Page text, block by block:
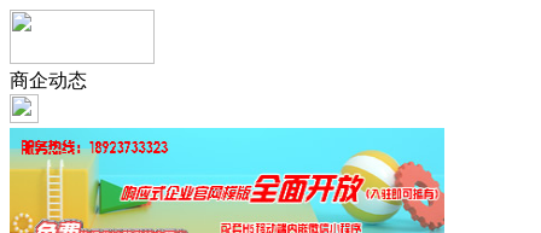
商企动态